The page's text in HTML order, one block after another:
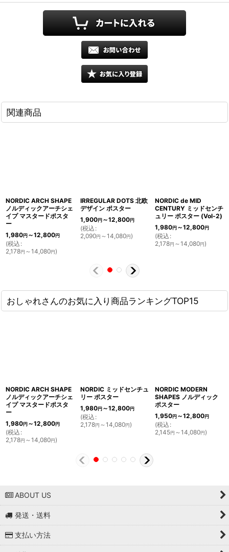
関連商品
NORDIC ARCH SHAPE
ノルディックアーチシェ
イプ マスタードポスタ
ー
1,980円～12,800円
(税込 :
2,178円 ～14,080円)
IRREGULAR DOTS 北欧
デザイン ポスター
1,900円～12,800円
(税込 :
2,090円 ～14,080円)
NORDIC de MID
CENTURY ミッドセンチ
ュリー ポスター (Vol-2)
1,980円～12,800円
(税込 :
2,178円 ～14,080円)
おしゃれさんのお気に入り商品ランキングTOP15
NORDIC ARCH SHAPE
ノルディックアーチシェ
イプ マスタードポスタ
ー
1,980円～12,800円
(税込 :
2,178円 ～14,080円)
NORDIC ミッドセンチュ
リー ポスター
1,980円～12,800円
(税込 :
2,178円 ～14,080円)
NORDIC MODERN
SHAPES ノルディック
ポスター
1,950円～12,800円
(税込 :
2,145円 ～14,080円)
ABOUT US
発送・送料
支払い方法